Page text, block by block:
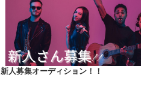
新人募集オーディション！！